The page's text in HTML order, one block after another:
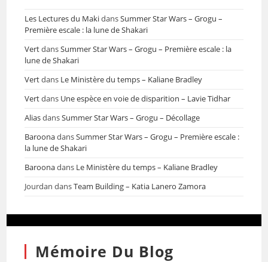
Les Lectures du MakidansSummer Star Wars – Grogu –
Première escale : la lune de Shakari
VertdansSummer Star Wars – Grogu – Première escale : la
lune de Shakari
Vertdans Le Ministère du temps – Kaliane Bradley
Vertdans Une espèce en voie de disparition – Lavie Tidhar
AliasdansSummer Star Wars – Grogu – Décollage
BaroonadansSummer Star Wars – Grogu – Première escale :
la lune de Shakari
Baroonadans Le Ministère du temps – Kaliane Bradley
Jourdan dansTeam Building – Katia Lanero Zamora
Mémoire Du Blog